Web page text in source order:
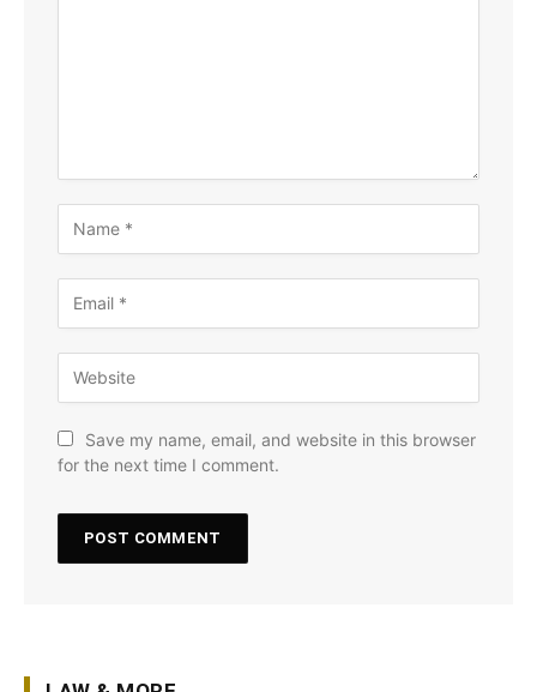
Save my name, email, and website in this browser
for the next time I comment.